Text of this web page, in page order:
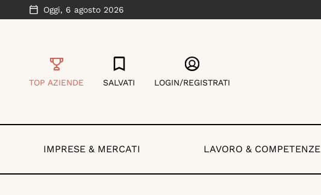
Oggi, 6 agosto 2026
TOP AZIENDE SALVATI LOGIN/REGISTRATI
IMPRESE & MERCATI LAVORO & COMPETENZE